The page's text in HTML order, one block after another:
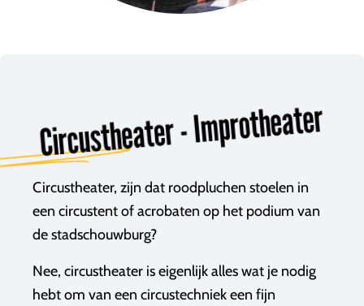
Circustheater - Improtheater
Circustheater, zijn dat roodpluchen stoelen in
een circustent of acrobaten op het podium van
de stadschouwburg?
Nee, circustheater is eigenlijk alles wat je nodig
hebt om van een circustechniek een fijn